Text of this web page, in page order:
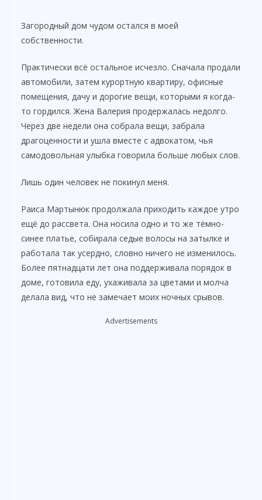
Загородный дом чудом остался в моей
собственности.
Практически всё остальное исчезло. Сначала продали
автомобили, затем курортную квартиру, офисные
помещения, дачу и дорогие вещи, которыми я когда-
то гордился. Жена Валерия продержалась недолго.
Через две недели она собрала вещи, забрала
драгоценности и ушла вместе с адвокатом, чья
самодовольная улыбка говорила больше любых слов.
Лишь один человек не покинул меня.
Раиса Мартынюк продолжала приходить каждое утро
ещё до рассвета. Она носила одно и то же тёмно-
синее платье, собирала седые волосы на затылке и
работала так усердно, словно ничего не изменилось.
Более пятнадцати лет она поддерживала порядок в
доме, готовила еду, ухаживала за цветами и молча
делала вид, что не замечает моих ночных срывов.
Advertisements